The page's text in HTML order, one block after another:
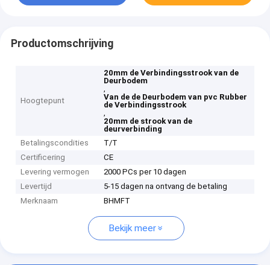
Productomschrijving
Hoogtepunt
20mm de Verbindingsstrook van de
Deurbodem
,
Van de de Deurbodem van pvc Rubber
de Verbindingsstrook
,
20mm de strook van de
deurverbinding
Betalingscondities
T/T
Certificering
CE
Levering vermogen
2000 PCs per 10 dagen
Levertijd
5-15 dagen na ontvang de betaling
Merknaam
BHMFT
Bekijk meer